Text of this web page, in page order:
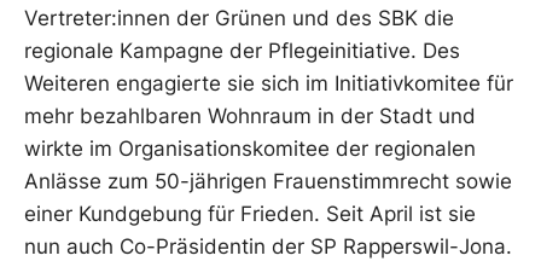
Vertreter:innen der Grünen und des SBK die
regionale Kampagne der Pflegeinitiative. Des
Weiteren engagierte sie sich im Initiativkomitee für
mehr bezahlbaren Wohnraum in der Stadt und
wirkte im Organisationskomitee der regionalen
Anlässe zum 50-jährigen Frauenstimmrecht sowie
einer Kundgebung für Frieden. Seit April ist sie
nun auch Co-Präsidentin der SP Rapperswil-Jona.